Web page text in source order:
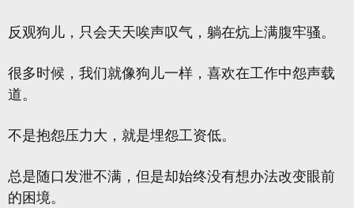
反观狗儿，只会天天唉声叹气，躺在炕上满腹牢骚。
很多时候，我们就像狗儿一样，喜欢在工作中怨声载
道。
不是抱怨压力大，就是埋怨工资低。
总是随口发泄不满，但是却始终没有想办法改变眼前
的困境。